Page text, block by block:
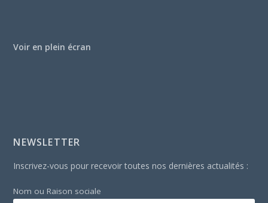
Voir en plein écran
NEWSLETTER
Inscrivez-vous pour recevoir toutes nos dernières actualités :
Nom ou Raison sociale